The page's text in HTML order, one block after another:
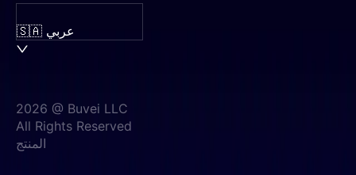
🇸🇦 عربي
2026 @ Buvei LLC
All Rights Reserved
المنتج